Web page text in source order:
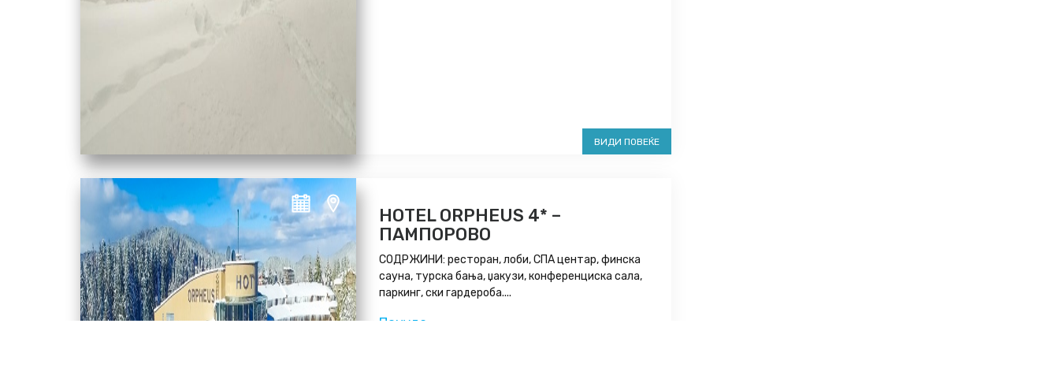
ВИДИ ПОВЕЌЕ
HOTEL ORPHEUS 4* –
ПАМПОРОВО
СОДРЖИНИ: ресторан, лоби, СПА центар, финска
сауна, турска бања, џакузи, конференциска сала,
паркинг, ски гардероба....
Понуда